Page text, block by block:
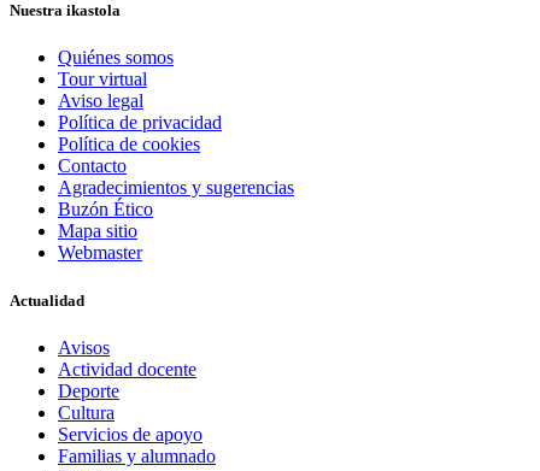
Nuestra ikastola
Quiénes somos
Tour virtual
Aviso legal
Política de privacidad
Política de cookies
Contacto
Agradecimientos y sugerencias
Buzón Ético
Mapa sitio
Webmaster
Actualidad
Avisos
Actividad docente
Deporte
Cultura
Servicios de apoyo
Familias y alumnado